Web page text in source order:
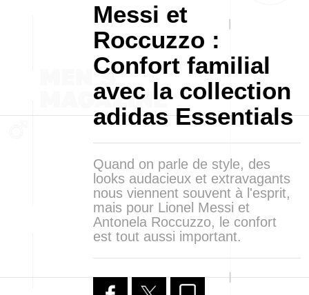
Messi et
Roccuzzo :
Confort familial
avec la collection
adidas Essentials
Quand on parle de style, des
looks audacieux et extravagants
nous viennent souvent à l'esprit,
mais pour Lionel Messi et
Antonela Roccuzzo, le confort
est tout aussi important.